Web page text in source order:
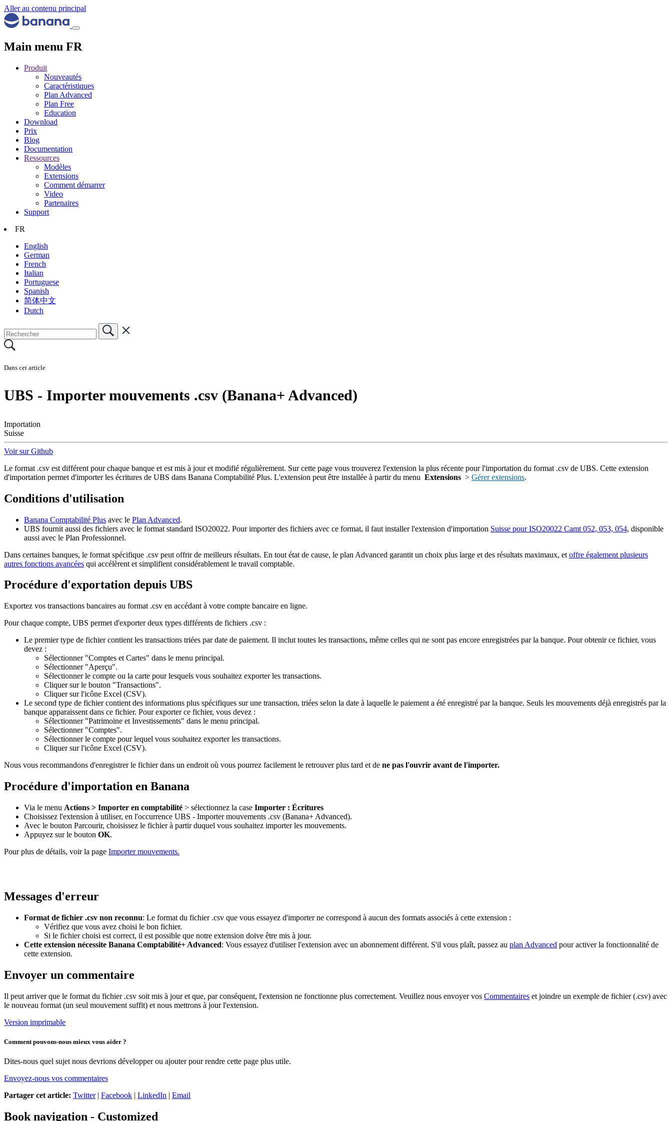
Aller au contenu principal
Main menu FR
Produit
Nouveautés
Caractéristiques
Plan Advanced
Plan Free
Education
Download
Prix
Blog
Documentation
Ressources
Modèles
Extensions
Comment démarrer
Video
Partenaires
Support
FR
English
German
French
Italian
Portuguese
Spanish
简体中文
Dutch
Dans cet article
UBS - Importer mouvements .csv (Banana+ Advanced)
Importation
Suisse
Voir sur Github
Le format .csv est différent pour chaque banque et est mis à jour et modifié régulièrement. Sur cette page vous trouverez l'extension la plus récente pour l'importation du format .csv de UBS. Cette extension
d'importation permet d'importer les écritures de UBS dans Banana Comptabilité Plus. L'extension peut être installée à partir du menu Extensions > Gérer extensions.
Conditions d'utilisation
Banana Comptabilité Plus avec le Plan Advanced.
UBS fournit aussi des fichiers avec le format standard ISO20022. Pour importer des fichiers avec ce format, il faut installer l'extension d'importation Suisse pour ISO20022 Camt 052, 053, 054, disponible
aussi avec le Plan Professionnel.
Dans certaines banques, le format spécifique .csv peut offrir de meilleurs résultats. En tout état de cause, le plan Advanced garantit un choix plus large et des résultats maximaux, et offre également plusieurs
autres fonctions avancées qui accélèrent et simplifient considérablement le travail comptable.
Procédure d'exportation depuis UBS
Exportez vos transactions bancaires au format .csv en accédant à votre compte bancaire en ligne.
Pour chaque compte, UBS permet d'exporter deux types différents de fichiers .csv :
Le premier type de fichier contient les transactions triées par date de paiement. Il inclut toutes les transactions, même celles qui ne sont pas encore enregistrées par la banque. Pour obtenir ce fichier, vous
devez :
Sélectionner "Comptes et Cartes" dans le menu principal.
Sélectionner "Aperçu".
Sélectionner le compte ou la carte pour lesquels vous souhaitez exporter les transactions.
Cliquer sur le bouton "Transactions".
Cliquer sur l'icône Excel (CSV).
Le second type de fichier contient des informations plus spécifiques sur une transaction, triées selon la date à laquelle le paiement a été enregistré par la banque. Seuls les mouvements déjà enregistrés par la
banque apparaissent dans ce fichier. Pour exporter ce fichier, vous devez :
Sélectionner "Patrimoine et Investissements" dans le menu principal.
Sélectionner "Comptes".
Sélectionner le compte pour lequel vous souhaitez exporter les transactions.
Cliquer sur l'icône Excel (CSV).
Nous vous recommandons d'enregistrer le fichier dans un endroit où vous pourrez facilement le retrouver plus tard et de ne pas l'ouvrir avant de l'importer.
Procédure d'importation en Banana
Via le menu Actions > Importer en comptabilité > sélectionnez la case Importer : Écritures
Choisissez l'extension à utiliser, en l'occurrence UBS - Importer mouvements .csv (Banana+ Advanced).
Avec le bouton Parcourir, choisissez le fichier à partir duquel vous souhaitez importer les mouvements.
Appuyez sur le bouton OK.
Pour plus de détails, voir la page Importer mouvements.
Messages d'erreur
Format de fichier .csv non reconnu: Le format du fichier .csv que vous essayez d'importer ne correspond à aucun des formats associés à cette extension :
Vérifiez que vous avez choisi le bon fichier.
Si le fichier choisi est correct, il est possible que notre extension doive être mis à jour.
Cette extension nécessite Banana Comptabilité+ Advanced: Vous essayez d'utiliser l'extension avec un abonnement différent. S'il vous plaît, passez au plan Advanced pour activer la fonctionnalité de
cette extension.
Envoyer un commentaire
Il peut arriver que le format du fichier .csv soit mis à jour et que, par conséquent, l'extension ne fonctionne plus correctement. Veuillez nous envoyer vos Commentaires et joindre un exemple de fichier (.csv) avec
le nouveau format (un seul mouvement suffit) et nous mettrons à jour l'extension.
Version imprimable
Comment pouvons-nous mieux vous aider ?
Dites-nous quel sujet nous devrions développer ou ajouter pour rendre cette page plus utile.
Envoyez-nous vos commentaires
Partager cet article: Twitter| Facebook | LinkedIn | Email
Book navigation - Customized